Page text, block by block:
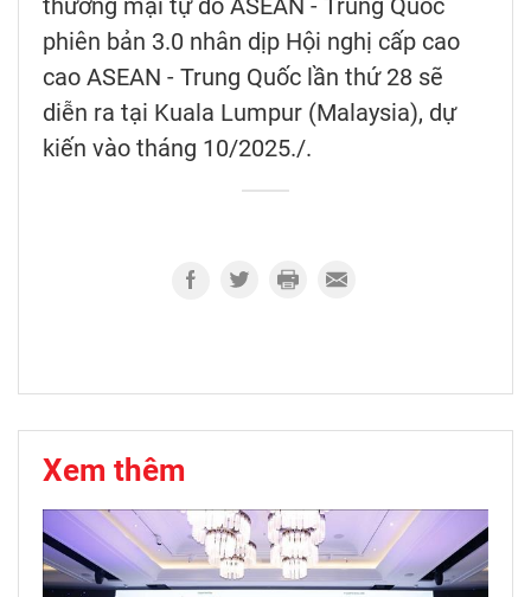
phiên bản 3.0 nhân dịp Hội nghị cấp cao
cao ASEAN - Trung Quốc lần thứ 28 sẽ
diễn ra tại Kuala Lumpur (Malaysia), dự
kiến vào tháng 10/2025./.
Xem thêm